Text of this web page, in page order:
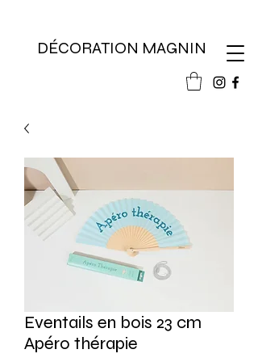
DÉCORATION MAGNIN
Eventails en bois 23 cm
Apéro thérapie